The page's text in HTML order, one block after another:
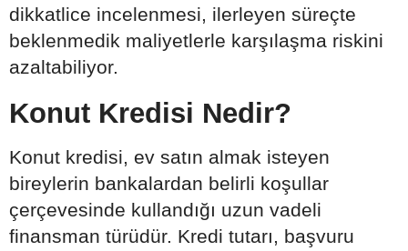
dikkatlice incelenmesi, ilerleyen süreçte
beklenmedik maliyetlerle karşılaşma riskini
azaltabiliyor.
Konut Kredisi Nedir?
Konut kredisi, ev satın almak isteyen
bireylerin bankalardan belirli koşullar
çerçevesinde kullandığı uzun vadeli
finansman türüdür. Kredi tutarı, başvuru